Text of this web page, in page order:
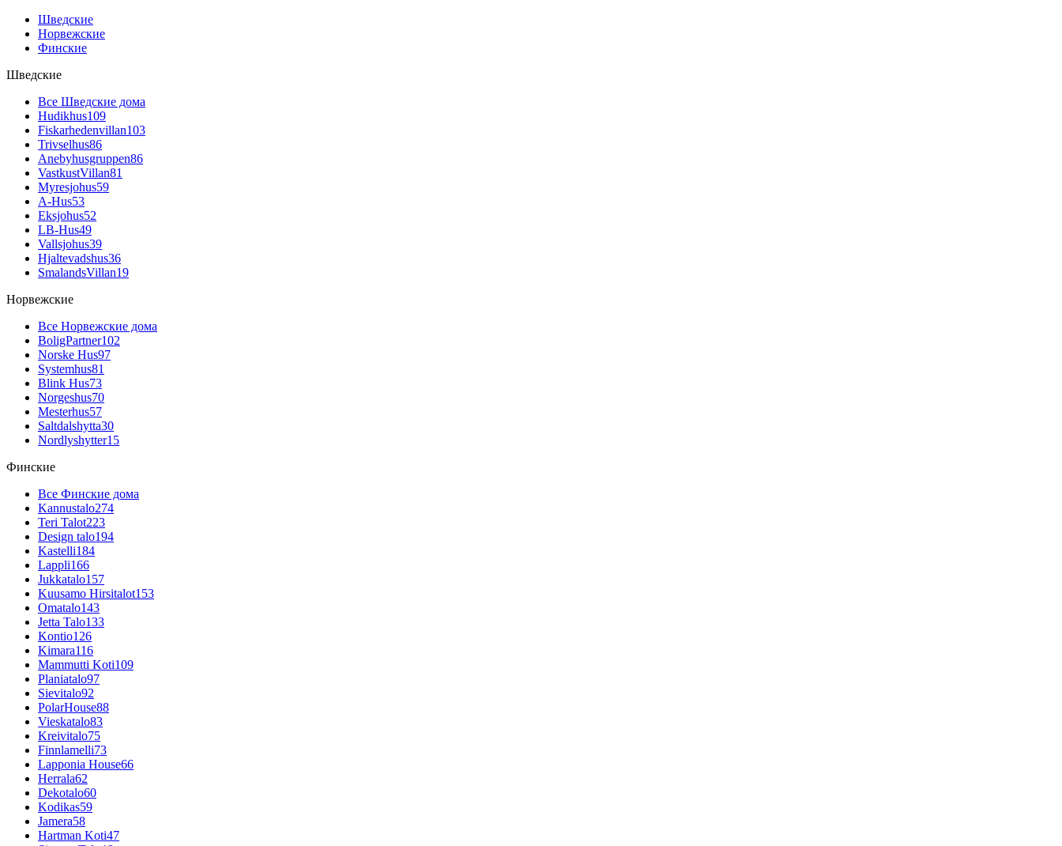
Шведские
Норвежские
Финские
Шведские
Все Шведские дома
Hudikhus109
Fiskarhedenvillan103
Trivselhus86
Anebyhusgruppen86
VastkustVillan81
Myresjohus59
A-Hus53
Eksjohus52
LB-Hus49
Vallsjohus39
Hjaltevadshus36
SmalandsVillan19
Норвежские
Все Норвежские дома
BoligPartner102
Norske Hus97
Systemhus81
Blink Hus73
Norgeshus70
Mesterhus57
Saltdalshytta30
Nordlyshytter15
Финские
Все Финские дома
Kannustalo274
Teri Talot223
Design talo194
Kastelli184
Lappli166
Jukkatalo157
Kuusamo Hirsitalot153
Omatalo143
Jetta Talo133
Kontio126
Kimara116
Mammutti Koti109
Planiatalo97
Sievitalo92
PolarHouse88
Vieskatalo83
Kreivitalo75
Finnlamelli73
Lapponia House66
Herrala62
Dekotalo60
Kodikas59
Jamera58
Hartman Koti47